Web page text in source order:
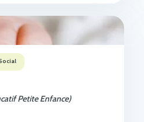
Petite Enfance)